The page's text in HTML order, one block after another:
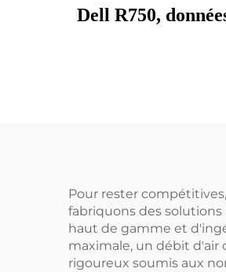
Dell R750,
Pour rester
fabriquons des
haut de gamme et
maximale, un débit d'air
rigoureux soumis aux